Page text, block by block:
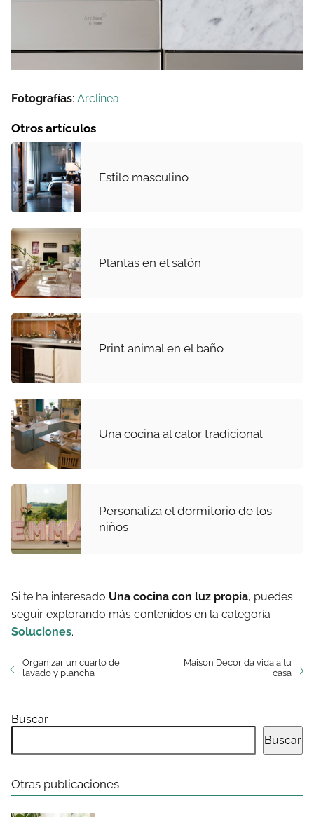
Fotografías: Arclinea
Otros artículos
Estilo masculino
Plantas en el salón
Print animal en el baño
Una cocina al calor tradicional
Personaliza el dormitorio de los
niños
Si te ha interesado Una cocina con luz propia, puedes
seguir explorando más contenidos en la categoría
Soluciones.
Organizar un cuarto de
lavado y plancha
Maison Decor da vida a tu
casa
Buscar
Buscar
Otras publicaciones